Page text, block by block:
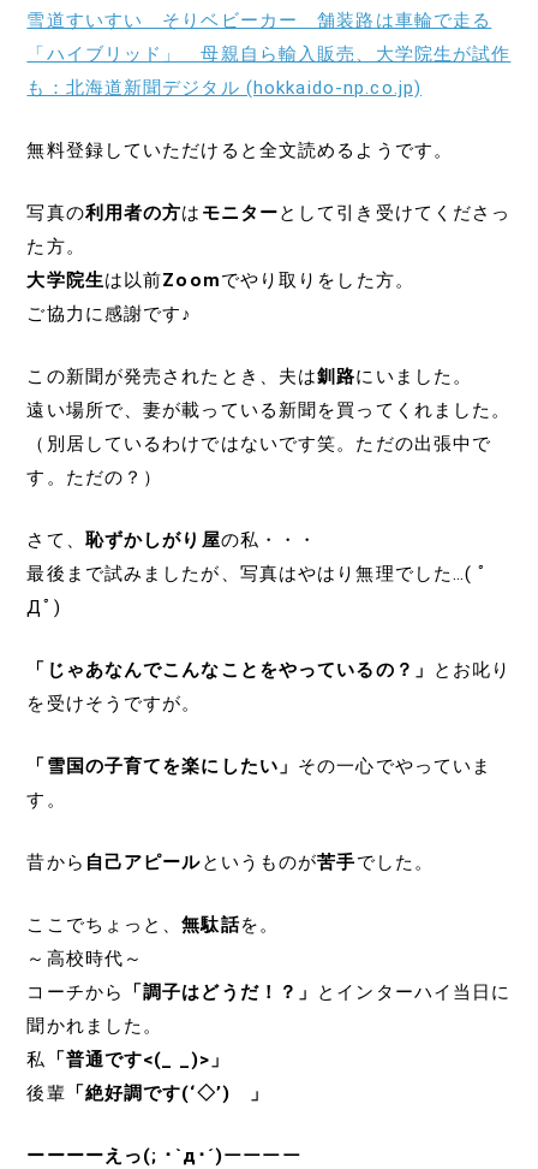
雪道すいすい そりベビーカー 舗装路は車輪で走る
「ハイブリッド」 母親自ら輸入販売、大学院生が試作
も：北海道新聞デジタル (hokkaido-np.co.jp)
無料登録していただけると全文読めるようです。
写真の利用者の方は モニターとして引き受けてくださっ
た方。
大学院生は以前Zoomでやり取りをした方。
ご協力に感謝です♪
この新聞が発売されたとき、夫は釧路にいました。
遠い場所で、妻が載っている新聞を買ってくれました。
（別居しているわけではないです笑。ただの出張中で
す。ただの？）
さて、 恥ずかしがり屋の私・・・
最後まで試みましたが、写真はやはり無理でした…( ﾟ
Дﾟ)
「じゃあなんでこんなことをやっているの？」
とお叱り
を受けそうですが。
「雪国の子育てを楽にしたい」 その一心でやっていま
す。
昔から 自己アピールというものが苦手でした。
ここでちょっと、無駄話を。
～高校時代～
コーチから
「調子はどうだ！？」 とインターハイ当日に
聞かれました。
私 「普通です<(_ _)>」
後輩 「絶好調です(‘◇’)ゞ」
ーーーーえっ(; ･`д･´)ーーーー